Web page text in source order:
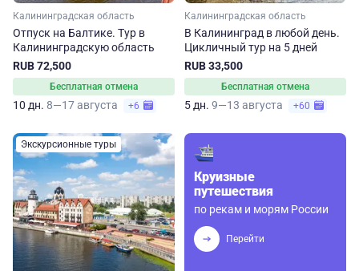
Калининградская область
Отпуск на Балтике. Тур в
Калининградскую область
RUB 72,500
Бесплатная отмена
10 дн. 8—17 августа +6
Калининградская область
В Калининград в любой день.
Цикличный тур на 5 дней
RUB 33,500
Бесплатная отмена
5 дн. 9—13 августа +60
Экскурсионные туры
Круизные
путешествия
по рекам и морям России
Перейти